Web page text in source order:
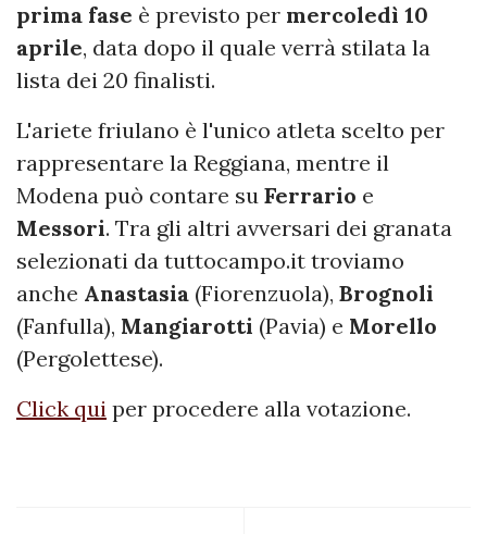
prima fase è previsto per mercoledì 10
aprile, data dopo il quale verrà stilata la
lista dei 20 finalisti.
L'ariete friulano è l'unico atleta scelto per
rappresentare la Reggiana, mentre il
Modena può contare su Ferrario e
Messori. Tra gli altri avversari dei granata
selezionati da tuttocampo.it troviamo
anche Anastasia (Fiorenzuola), Brognoli
(Fanfulla), Mangiarotti (Pavia) e Morello
(Pergolettese).
Click qui per procedere alla votazione.